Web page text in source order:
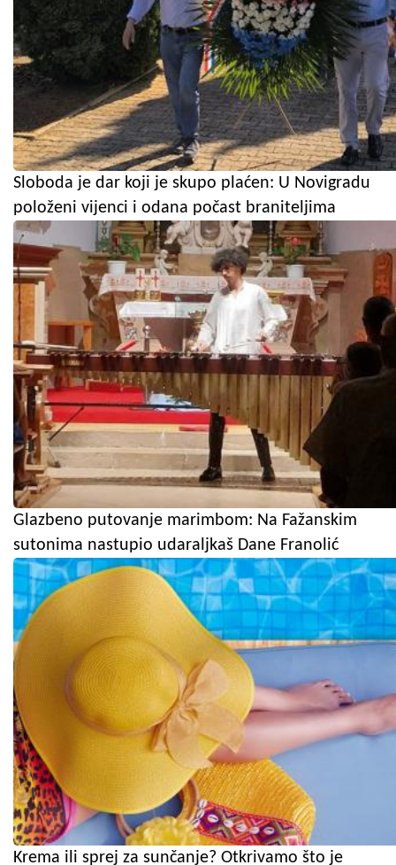
Sloboda je dar koji je skupo plaćen: U Novigradu
položeni vijenci i odana počast braniteljima
Glazbeno putovanje marimbom: Na Fažanskim
sutonima nastupio udaraljkaš Dane Franolić
Krema ili sprej za sunčanje? Otkrivamo što je